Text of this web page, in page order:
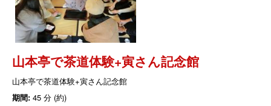
山本亭で茶道体験+寅さん記念館
山本亭で茶道体験+寅さん記念館
期間: 45 分 (約)